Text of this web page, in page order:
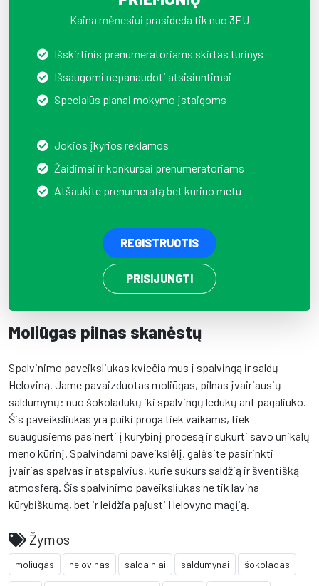
Kaina mėnesiui prasideda tik nuo 3EU
Išskirtinis prenumeratoriams skirtas turinys
Išsaugomi nepanaudoti atsisiuntimai
Specialūs planai mokymo įstaigoms
Jokios įkyrios reklamos
Žaidimai ir konkursai prenumeratoriams
Atšaukite prenumeratą bet kuriuo metu
REGISTRUOTIS
PRISIJUNGTI
Moliūgas pilnas skanėstų
Spalvinimo paveiksliukas kviečia mus į spalvingą ir saldų
Heloviną. Jame pavaizduotas moliūgas, pilnas įvairiausių
saldumynų: nuo šokoladukų iki spalvingų ledukų ant pagaliuko.
Šis paveiksliukas yra puiki proga tiek vaikams, tiek
suaugusiems pasinerti į kūrybinį procesą ir sukurti savo unikalų
meno kūrinį. Spalvindami paveikslėlį, galėsite pasirinkti
įvairias spalvas ir atspalvius, kurie sukurs saldžią ir šventišką
atmosferą. Šis spalvinimo paveiksliukas ne tik lavina
kūrybiškumą, bet ir leidžia pajusti Helovyno magiją.
Žymos
moliūgas helovinas saldainiai saldumynai šokoladas